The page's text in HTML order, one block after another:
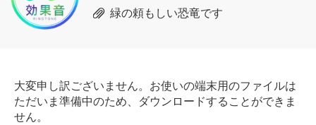
緑の頼もしい恐竜です
大変申し訳ございません。お使いの端末用のファイルは
ただいま準備中のため、ダウンロードすることができま
せん。